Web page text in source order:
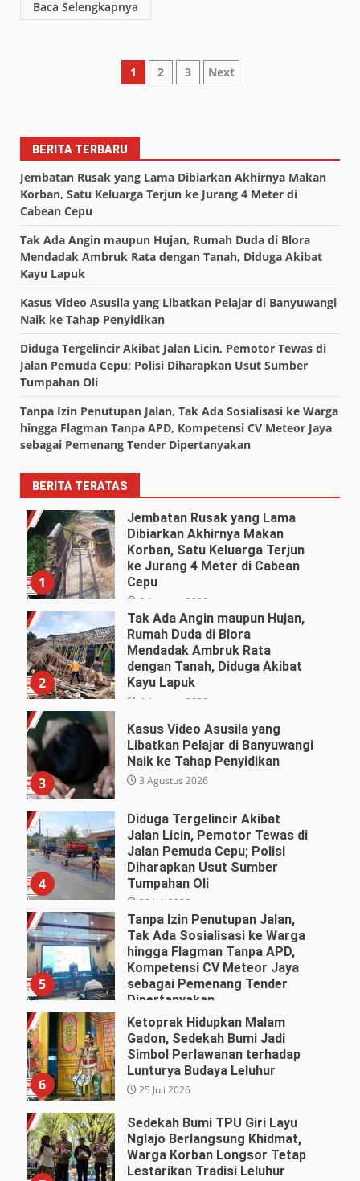
Baca Selengkapnya
Paginasi
1 2 3 Next
BERITA TERBARU
Jembatan Rusak yang Lama Dibiarkan Akhirnya Makan
Korban, Satu Keluarga Terjun ke Jurang 4 Meter di
Cabean Cepu
Tak Ada Angin maupun Hujan, Rumah Duda di Blora
Mendadak Ambruk Rata dengan Tanah, Diduga Akibat
Kayu Lapuk
Kasus Video Asusila yang Libatkan Pelajar di Banyuwangi
Naik ke Tahap Penyidikan
Diduga Tergelincir Akibat Jalan Licin, Pemotor Tewas di
Jalan Pemuda Cepu; Polisi Diharapkan Usut Sumber
Tumpahan Oli
Tanpa Izin Penutupan Jalan, Tak Ada Sosialisasi ke Warga
hingga Flagman Tanpa APD, Kompetensi CV Meteor Jaya
sebagai Pemenang Tender Dipertanyakan
BERITA TERATAS
1
Jembatan Rusak yang Lama
Dibiarkan Akhirnya Makan
Korban, Satu Keluarga Terjun
ke Jurang 4 Meter di Cabean
Cepu
6 Agustus 2026
2
Tak Ada Angin maupun Hujan,
Rumah Duda di Blora
Mendadak Ambruk Rata
dengan Tanah, Diduga Akibat
Kayu Lapuk
4 Agustus 2026
3
Kasus Video Asusila yang
Libatkan Pelajar di Banyuwangi
Naik ke Tahap Penyidikan
3 Agustus 2026
4
Diduga Tergelincir Akibat
Jalan Licin, Pemotor Tewas di
Jalan Pemuda Cepu; Polisi
Diharapkan Usut Sumber
Tumpahan Oli
29 Juli 2026
5
Tanpa Izin Penutupan Jalan,
Tak Ada Sosialisasi ke Warga
hingga Flagman Tanpa APD,
Kompetensi CV Meteor Jaya
sebagai Pemenang Tender
Dipertanyakan
27 Juli 2026
6
Ketoprak Hidupkan Malam
Gadon, Sedekah Bumi Jadi
Simbol Perlawanan terhadap
Lunturya Budaya Leluhur
25 Juli 2026
Sedekah Bumi TPU Giri Layu
Nglajo Berlangsung Khidmat,
Warga Korban Longsor Tetap
Lestarikan Tradisi Leluhur